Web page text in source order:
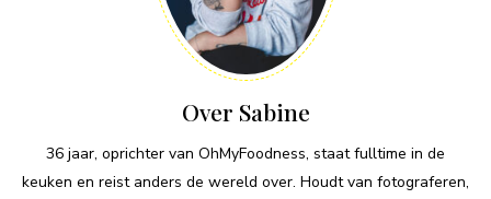
Over Sabine
36 jaar, oprichter van OhMyFoodness, staat fulltime in de
keuken en reist anders de wereld over. Houdt van fotograferen,